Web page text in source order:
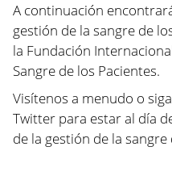
A continuación
gestión de la sangre de
la Fundación
Sangre de los Pacientes.
Visítenos a menudo o
Twitter para estar al día
de la gestión de la